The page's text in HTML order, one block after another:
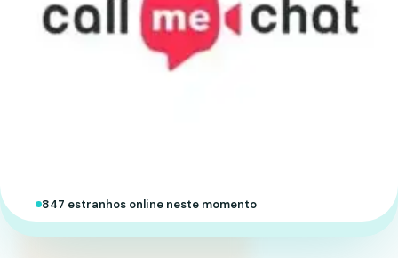
847 estranhos online neste momento